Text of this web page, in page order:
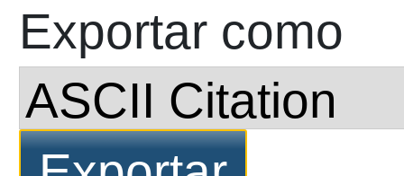
Exportar como